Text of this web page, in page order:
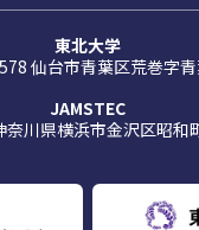
東北大学
仙台市青葉区荒巻字
JAMSTEC
奈川県横浜市金沢区昭和